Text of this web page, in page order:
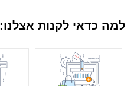
למה כדאי לקנות אצלנו: